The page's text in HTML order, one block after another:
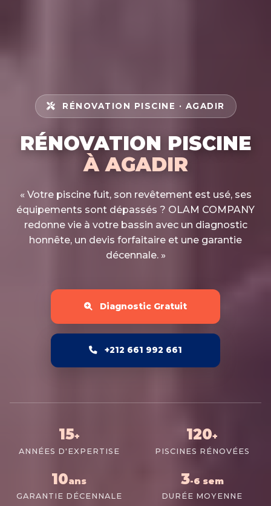
RÉNOVATION PISCINE · AGADIR
RÉNOVATION PISCINE
À AGADIR
« Votre piscine fuit, son revêtement est usé, ses
équipements sont dépassés ? OLAM COMPANY
redonne vie à votre bassin avec un diagnostic
honnête, un devis forfaitaire et une garantie
décennale. »
Diagnostic Gratuit
+212 661 992 661
15+
ANNÉES D'EXPERTISE
120+
PISCINES RÉNOVÉES
10ans
GARANTIE DÉCENNALE
3-6 sem
DURÉE MOYENNE